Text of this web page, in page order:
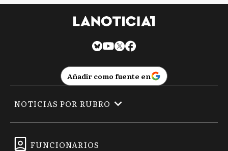
Añadir como fuente en
FUNCIONARIOS
NOTICIAS POR RUBRO